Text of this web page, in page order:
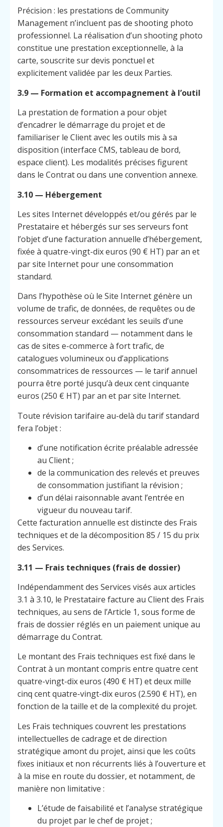
Précision : les prestations de Community
Management n’incluent pas de shooting photo
professionnel. La réalisation d’un shooting photo
constitue une prestation exceptionnelle, à la
carte, souscrite sur devis ponctuel et
explicitement validée par les deux Parties.
3.9 — Formation et accompagnement à l’outil
La prestation de formation a pour objet
d’encadrer le démarrage du projet et de
familiariser le Client avec les outils mis à sa
disposition (interface CMS, tableau de bord,
espace client). Les modalités précises figurent
dans le Contrat ou dans une convention annexe.
3.10 — Hébergement
Les sites Internet développés et/ou gérés par le
Prestataire et hébergés sur ses serveurs font
l’objet d’une facturation annuelle d’hébergement,
fixée à quatre-vingt-dix euros (90 € HT) par an et
par site Internet pour une consommation
standard.
Dans l’hypothèse où le Site Internet génère un
volume de trafic, de données, de requêtes ou de
ressources serveur excédant les seuils d’une
consommation standard — notamment dans le
cas de sites e-commerce à fort trafic, de
catalogues volumineux ou d’applications
consommatrices de ressources — le tarif annuel
pourra être porté jusqu’à deux cent cinquante
euros (250 € HT) par an et par site Internet.
Toute révision tarifaire au-delà du tarif standard
fera l’objet :
d’une notification écrite préalable adressée
au Client ;
de la communication des relevés et preuves
de consommation justifiant la révision ;
d’un délai raisonnable avant l’entrée en
vigueur du nouveau tarif.
Cette facturation annuelle est distincte des Frais
techniques et de la décomposition 85 / 15 du prix
des Services.
3.11 — Frais techniques (frais de dossier)
Indépendamment des Services visés aux articles
3.1 à 3.10, le Prestataire facture au Client des Frais
techniques, au sens de l’Article 1, sous forme de
frais de dossier réglés en un paiement unique au
démarrage du Contrat.
Le montant des Frais techniques est fixé dans le
Contrat à un montant compris entre quatre cent
quatre-vingt-dix euros (490 € HT) et deux mille
cinq cent quatre-vingt-dix euros (2.590 € HT), en
fonction de la taille et de la complexité du projet.
Les Frais techniques couvrent les prestations
intellectuelles de cadrage et de direction
stratégique amont du projet, ainsi que les coûts
fixes initiaux et non récurrents liés à l’ouverture et
à la mise en route du dossier, et notamment, de
manière non limitative :
L’étude de faisabilité et l’analyse stratégique
du projet par le chef de projet ;